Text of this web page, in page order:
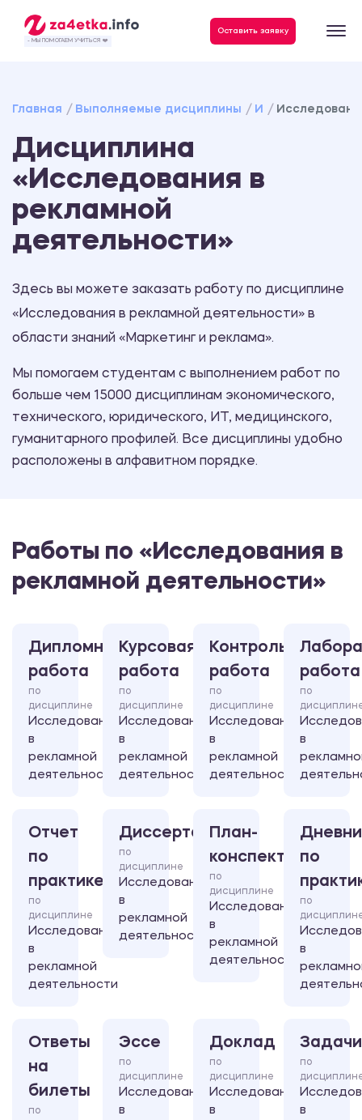
- МЫ ПОМОГАЕМ УЧИТЬСЯ ❤️
Оставить заявку
Главная Выполняемые дисциплины И
Дисциплина
«Исследования в
рекламной
деятельности»
Здесь вы можете заказать работу по дисциплине
«Исследования в рекламной деятельности» в
области знаний «Маркетинг и реклама».
Мы помогаем студентам с выполнением работ по
больше чем 15000 дисциплинам экономического,
технического, юридического, ИТ, медицинского,
гуманитарного профилей. Все дисциплины удобно
расположены в алфавитном порядке.
Работы по «Исследования в
рекламной деятельности»
Дипломная
работа
по
дисциплине
Исследования
в
рекламной
деятельности
Курсовая
работа
по
дисциплине
Исследования
в
рекламной
деятельности
Контрольная
работа
по
дисциплине
Исследования
в
рекламной
деятельности
работа
по
в
Отчет
по
практике
по
дисциплине
Исследования
в
рекламной
деятельности
Диссертация
по
дисциплине
Исследования
в
рекламной
деятельности
План-
конспект
по
дисциплине
Исследования
в
рекламной
деятельности
по
по
в
Ответы
на
билеты
по
Эссе
по
дисциплине
Исследования
в
Доклад
по
дисциплине
Исследования
в
Задачи
по
в